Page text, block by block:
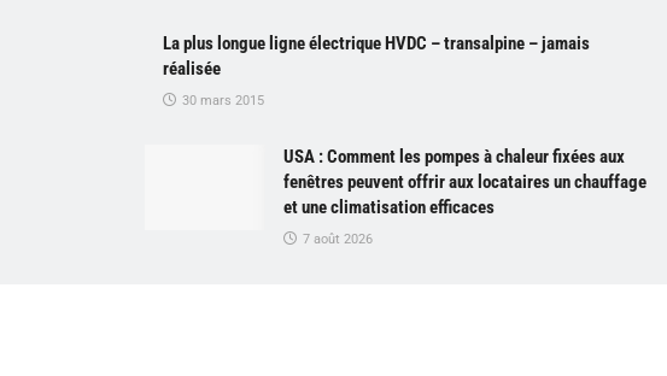
La plus longue ligne électrique HVDC – transalpine – jamais
réalisée
30 mars 2015
USA : Comment les pompes à chaleur fixées aux
fenêtres peuvent offrir aux locataires un chauffage
et une climatisation efficaces
7 août 2026